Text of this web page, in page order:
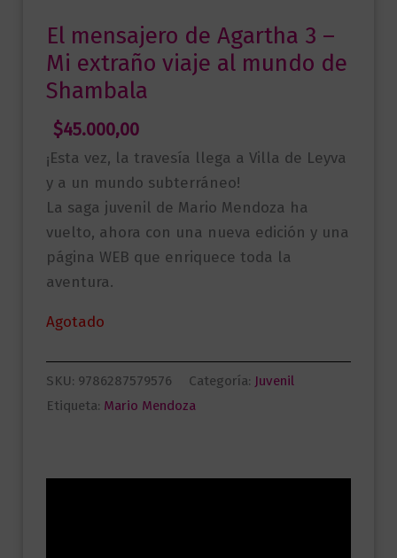
El mensajero de Agartha 3 –
Mi extraño viaje al mundo de
Shambala
$45.000,00
¡Esta vez, la travesía llega a Villa de Leyva
y a un mundo subterráneo!
La saga juvenil de Mario Mendoza ha
vuelto, ahora con una nueva edición y una
página WEB que enriquece toda la
aventura.
Agotado
SKU: 9786287579576 Categoría: Juvenil
Etiqueta: Mario Mendoza